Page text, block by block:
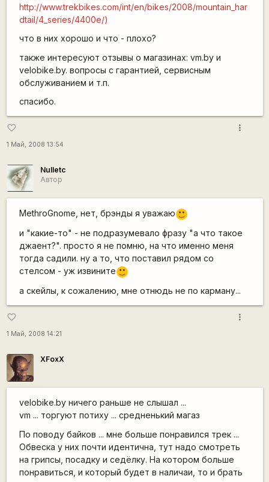
http://www.trekbikes.com/int/en/bikes/2008/mountain_har
dtail/4_series/4400e/)
что в них хорошо и что - плохо?
также интересуют отзывы о магазинах: vm.by и
velobike.by. вопросы с гарантией, сервисным
обслуживанием и т.п.
спасибо.
favorite_border
1 Май, 2008 13:54
more_vert
Nulletc
Автор
MethroGnome, нет, брэнды я уважаю :)
и "какие-то" - не подразумевало фразу "а что такое
джаент?". просто я не помню, на что именно меня
тогда садили. ну а то, что поставил рядом со
стелсом - уж извините :)
а скейлы, к сожалению, мне отнюдь не по карману...
favorite_border
1 Май, 2008 14:21
more_vert
XFoxX
velobike.by ничего раньше не слышал ...
vm ... торгуют потиху ... средненький магаз
По поводу байков ... мне больше понравился трек ...
Обвеска у них почти идентична, тут надо смотреть
на грипсы, посадку и седёлку. На котором больше
понравиться, и который будет в наличаи, то и брать